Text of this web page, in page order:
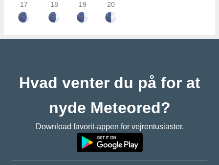
17 18 19 20
Hvad venter du på for at
nyde Meteored?
Download favorit-appen for vejrentusiaster.